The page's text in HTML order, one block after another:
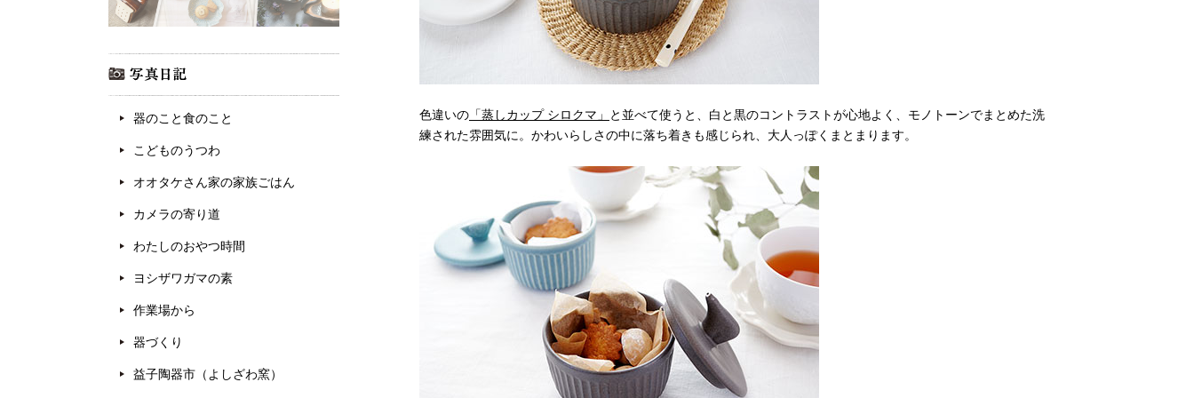
色違いの 「蒸しカップ シロクマ」
と並べて使うと、白と黒のコントラストが心地よく、モノトーンでまとめた洗
練された雰囲気に。かわいらしさの中に落ち着きも感じられ、大人っぽくまとまります。
器のこと食のこと
こどものうつわ
オオタケさん家の家族ごはん
カメラの寄り道
わたしのおやつ時間
ヨシザワガマの素
作業場から
器づくり
益子陶器市（よしざわ窯）